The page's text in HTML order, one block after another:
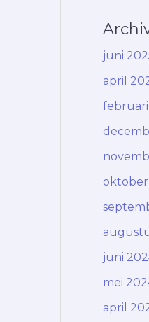
juni
april
juni
mei
april